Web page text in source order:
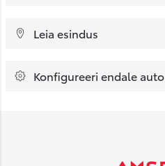
Leia esindus
Konfigureeri endale auto